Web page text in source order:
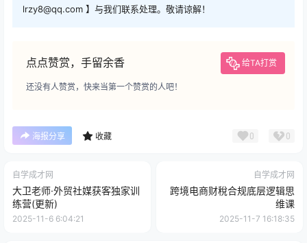
lrzy8@qq.com 】与我们联系处理。敬请谅解！
点点赞赏，手留余香 给TA打赏
还没有人赞赏，快来当第一个赞赏的人吧！
海报分享 收藏 0 0
自学成才网
大卫老师·外贸社媒获客独家训
练营(更新)
2025-11-6 6:04:21
自学成才网
跨境电商财稅合规底层逻辑思
维课
2025-11-7 16:18:35